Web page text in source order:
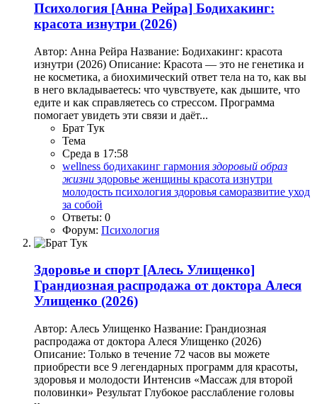
Психология [Анна Рейра] Бодихакинг:
красота изнутри (2026)
Автор: Анна Рейра Название: Бодихакинг: красота
изнутри (2026) Описание: Красота — это не генетика и
не косметика, а биохимический ответ тела на то, как вы
в него вкладываетесь: что чувствуете, как дышите, что
едите и как справляетесь со стрессом. Программа
помогает увидеть эти связи и даёт...
Брат Тук
Тема
Среда в 17:58
wellness бодихакинг гармонияздоровый образ
жизни здоровье женщины красота изнутри
молодость психология здоровья саморазвитие уход
за собой
Ответы: 0
Форум: Психология
Здоровье и спорт [Алесь Улищенко]
Грандиозная распродажа от доктора Алеся
Улищенко (2026)
Автор: Алесь Улищенко Название: Грандиозная
распродажа от доктора Алеся Улищенко (2026)
Описание: Только в течение 72 часов вы можете
приобрести все 9 легендарных программ для красоты,
здоровья и молодости Интенсив «Массаж для второй
половинки» Результат Глубокое расслабление головы